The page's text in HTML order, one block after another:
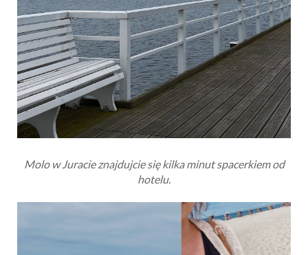
Molo w Juracie znajdujcie się kilka minut spacerkiem od
hotelu.